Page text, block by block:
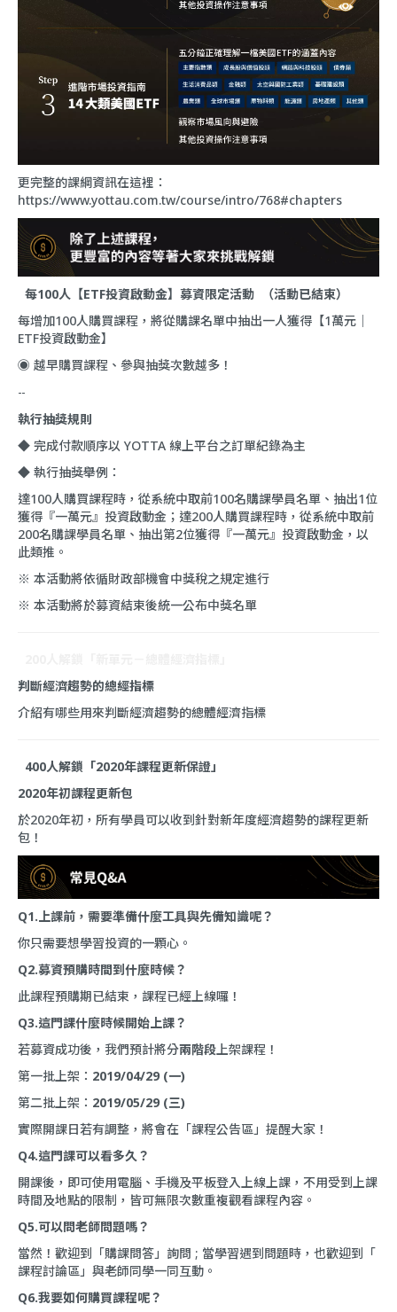
更完整的課綱資訊在這裡：
https://www.yottau.com.tw/course/intro/768#chapters
每100人【ETF投資啟動金】募資限定活動 （活動已結束）
每增加100人購買課程，將從購課名單中抽出一人獲得【1萬元｜
ETF投資啟動金】
◉ 越早購買課程、參與抽獎次數越多！
--
執行抽獎規則
◆ 完成付款順序以 YOTTA 線上平台之訂單紀錄為主
◆ 執行抽獎舉例：
達100人購買課程時，從系統中取前100名購課學員名單、抽出1位
獲得『一萬元』投資啟動金；達200人購買課程時，從系統中取前
200名購課學員名單、抽出第2位獲得『一萬元』投資啟動金，以
此類推。
※ 本活動將依循財政部機會中獎稅之規定進行
※ 本活動將於募資結束後統一公布中獎名單
判斷經濟趨勢的總經指標
介紹有哪些用來判斷經濟趨勢的總體經濟指標
400人解鎖「2020年課程更新保證」
2020年初課程更新包
於2020年初，所有學員可以收到針對新年度經濟趨勢的課程更新
包！
Q1.上課前，需要準備什麼工具與先備知識呢？
你只需要想學習投資的一顆心。
Q2.募資預購時間到什麼時候？
此課程預購期已結束，課程已經上線囉！
Q3.這門課什麼時候開始上課？
若募資成功後，我們預計將分兩階段上架課程！
第一批上架： 2019/04/29 (一)
第二批上架： 2019/05/29 (三)
實際開課日若有調整，將會在「課程公告區」提醒大家！
Q4.這門課可以看多久？
開課後，即可使用電腦、手機及平板登入上線上課，不用受到上課
時間及地點的限制，皆可無限次數重複觀看課程內容。
Q5.可以問老師問題嗎？
當然！歡迎到「購課問答」詢問 ; 當學習遇到問題時，也歡迎到「
課程討論區」與老師同學一同互動。
Q6.我要如何購買課程呢？